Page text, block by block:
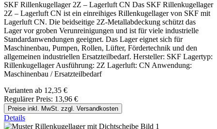
SKF Rillenkugellager 2Z – Lagerluft CN Das SKF Rillenkugellager
2Z – Lagerluft CN ist ein einreihiges Rillenkugellager von SKF mit
Lagerluft CN. Die beidseitige 2Z-Metallabdeckung schützt das
Lager vor groben Verunreinigungen und ist für viele industrielle
Standardanwendungen geeignet. Das Lager eignet sich für
Maschinenbau, Pumpen, Rollen, Lüfter, Fördertechnik und den
allgemeinen industriellen Ersatzteilbedarf. Hersteller: SKF Lagertyp:
Rillenkugellager Ausführung: 2Z Lagerluft: CN Anwendung:
Maschinenbau / Ersatzteilbedarf
Varianten ab 12,35 €
Regulärer Preis: 13,96 €
Preise inkl. MwSt. zzgl. Versandkosten
Details